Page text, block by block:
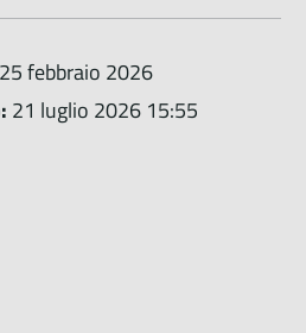
25 febbraio 2026
21 luglio 2026 15:55